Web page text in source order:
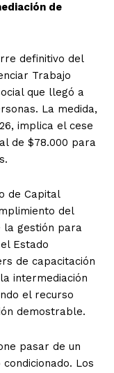
de
definitivo del
Trabajo
que llegó a
La medida,
implica el cese
de $78.000 para
de Capital
del
la gestión para
Estado
de capacitación
intermediación
el recurso
demostrable.
pasar de un
Los